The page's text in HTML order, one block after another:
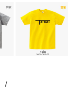
/